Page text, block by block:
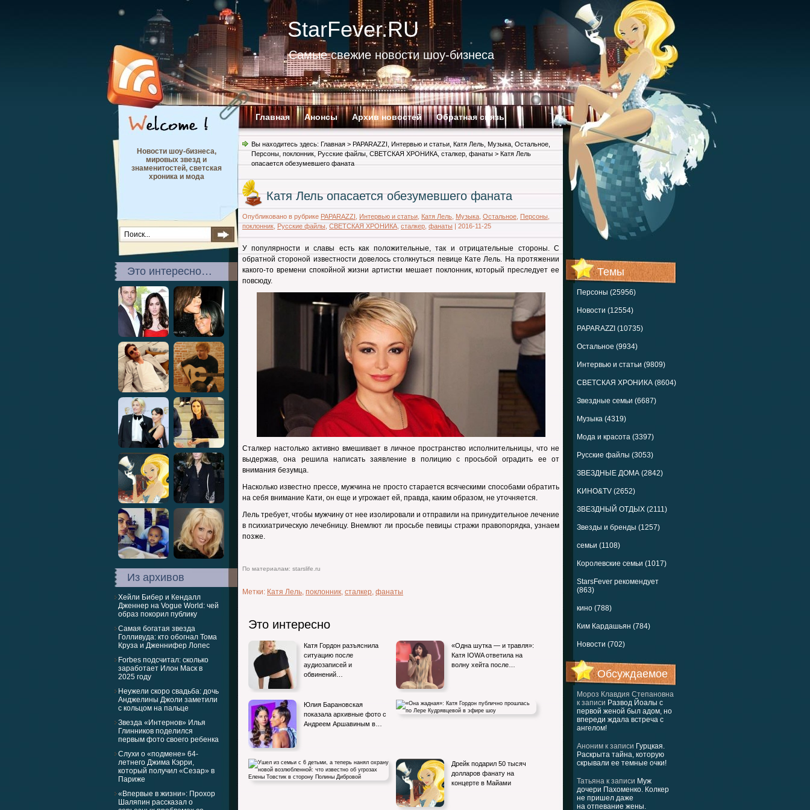
StarFever.RU
Самые свежие новости шоу-бизнеса
Главная Анонсы Архив новостей Обратная связь
Темы
Персоны (25956)
Новости (12554)
PAPARAZZI (10735)
Остальное (9934)
Интервью и статьи (9809)
СВЕТСКАЯ ХРОНИКА (8604)
Звездные семьи (6687)
Музыка (4319)
Мода и красота (3397)
Русские файлы (3053)
ЗВЕЗДНЫЕ ДОМА (2842)
KИНО&TV (2652)
ЗВЕЗДНЫЙ ОТДЫХ (2111)
Звезды и бренды (1257)
семьи (1108)
Королевские семьи (1017)
StarsFever рекомендует
(863)
кино (788)
Ким Кардашьян (784)
Новости (702)
Обсуждаемое
Мороз Клавдия Степановна
к записи Развод Йоалы с
первой женой был адом, но
впереди ждала встреча с
ангелом!
Аноним к записи Гурцкая.
Раскрыта тайна, которую
скрывали ее темные очки!
Татьяна к записи Муж
дочери Пахоменко. Колкер
не пришел даже
на отпевание жены.
Новости шоу-бизнеса,
мировых звезд и
знаменитостей, светская
хроника и мода
Это интересно…
Из архивов
Хейли Бибер и Кендалл
Дженнер на Vogue World: чей
образ покорил публику
Самая богатая звезда
Голливуда: кто обогнал Тома
Круза и Дженнифер Лопес
Forbes подсчитал: сколько
заработает Илон Маск в
2025 году
Неужели скоро свадьба: дочь
Анджелины Джоли заметили
с кольцом на пальце
Звезда «Интернов» Илья
Глинников поделился
первым фото своего ребенка
Слухи о «подмене» 64-
летнего Джима Кэрри,
который получил «Сезар» в
Париже
«Впервые в жизни»: Прохор
Шаляпин рассказал о
Вы находитесь здесь: Главная > PAPARAZZI Интервью и статьи Катя Лель Музыка Остальное
Персоны поклонник Русские файлы СВЕТСКАЯ ХРОНИКА сталкер фанаты > Катя Лель
опасается обезумевшего фаната
Катя Лель опасается обезумевшего фаната
Опубликовано в рубрике PAPARAZZI Интервью и статьи Катя Лель Музыка Остальное Персоны
поклонник Русские файлы СВЕТСКАЯ ХРОНИКА сталкер фанаты | 2016-11-25
У популярности и славы есть как положительные, так и отрицательные стороны. С
обратной стороной известности довелось столкнуться певице Кате Лель. На протяжении
какого-то времени спокойной жизни артистки мешает поклонник, который преследует ее
повсюду.
Сталкер настолько активно вмешивает в личное пространство исполнительницы, что не
выдержав, она решила написать заявление в полицию с просьбой оградить ее от
внимания безумца.
Насколько известно прессе, мужчина не просто старается всяческими способами обратить
на себя внимание Кати, он еще и угрожает ей, правда, каким образом, не уточняется.
Лель требует, чтобы мужчину от нее изолировали и отправили на принудительное лечение
в психиатрическую лечебницу. Внемлют ли просьбе певицы стражи правопорядка, узнаем
позже.
По материалам: starslife.ru
Метки: Катя Лель, поклонник, сталкер, фанаты
Это интересно
Катя Гордон разъяснила
ситуацию после
аудиозаписей и
обвинений…
«Одна шутка — и травля»:
Катя IOWA ответила на
волну хейта после…
Юлия Барановская
показала архивные фото с
Андреем Аршавиным в…
«Она жадная»: Катя Гордон публично
прошлась по Лере Кудрявцевой в
Дрейк подарил 50 тысяч
долларов фанату на
концерте в Майами